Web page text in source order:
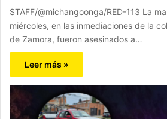
STAFF/@michangoonga/RED-113 La
miércoles, en las inmediaciones de la
de Zamora, fueron asesinados a…
Leer más »